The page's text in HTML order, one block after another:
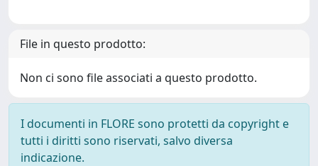
File in questo prodotto:
Non ci sono file associati a questo prodotto.
I documenti in FLORE sono protetti da copyright e
tutti i diritti sono riservati, salvo diversa
indicazione.